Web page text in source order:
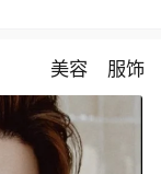
美容 服饰